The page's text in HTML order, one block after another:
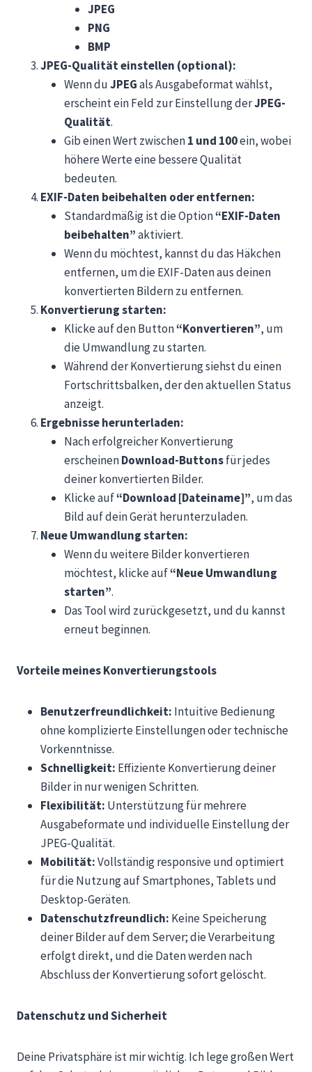
JPEG
PNG
BMP
JPEG-Qualität einstellen (optional):
Wenn duJPEGals Ausgabeformat wählst,
erscheint ein Feld zur Einstellung derJPEG-
Qualität.
Gib einen Wert zwischen1 und 100ein, wobei
höhere Werte eine bessere Qualität
bedeuten.
EXIF-Daten beibehalten oder entfernen:
Standardmäßig ist die Option“EXIF-Daten
beibehalten”aktiviert.
Wenn du möchtest, kannst du das Häkchen
entfernen, um die EXIF-Daten aus deinen
konvertierten Bildern zu entfernen.
Konvertierung starten:
Klicke auf den Button“Konvertieren”, um
die Umwandlung zu starten.
Während der Konvertierung siehst du einen
Fortschrittsbalken, der den aktuellen Status
anzeigt.
Ergebnisse herunterladen:
Nach erfolgreicher Konvertierung
erscheinenDownload-Buttonsfür jedes
deiner konvertierten Bilder.
Klicke auf“Download [Dateiname]”, um das
Bild auf dein Gerät herunterzuladen.
Neue Umwandlung starten:
Wenn du weitere Bilder konvertieren
möchtest, klicke auf“Neue Umwandlung
starten”.
Das Tool wird zurückgesetzt, und du kannst
erneut beginnen.
Vorteile meines Konvertierungstools
Benutzerfreundlichkeit: Intuitive Bedienung
ohne komplizierte Einstellungen oder technische
Vorkenntnisse.
Schnelligkeit: Effiziente Konvertierung deiner
Bilder in nur wenigen Schritten.
Flexibilität: Unterstützung für mehrere
Ausgabeformate und individuelle Einstellung der
JPEG-Qualität.
Mobilität:Vollständig responsive und optimiert
für die Nutzung auf Smartphones, Tablets und
Desktop-Geräten.
Datenschutzfreundlich: Keine Speicherung
deiner Bilder auf dem Server; die Verarbeitung
erfolgt direkt, und die Daten werden nach
Abschluss der Konvertierung sofort gelöscht.
Datenschutz und Sicherheit
Deine Privatsphäre ist mir wichtig. Ich lege großen Wert